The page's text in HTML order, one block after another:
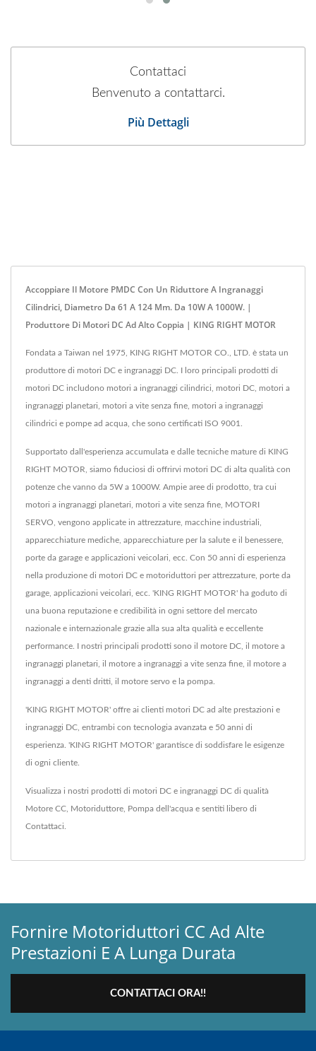
Contattaci
Benvenuto a contattarci.
Più Dettagli
Accoppiare Il Motore PMDC Con Un Riduttore A Ingranaggi
Cilindrici, Diametro Da 61 A 124 Mm. Da 10W A 1000W. |
Produttore Di Motori DC Ad Alto Coppia | KING RIGHT MOTOR
Fondata a Taiwan nel 1975, KING RIGHT MOTOR CO., LTD. è stata un
produttore di motori DC e ingranaggi DC. I loro principali prodotti di
motori DC includono motori a ingranaggi cilindrici, motori DC, motori a
ingranaggi planetari, motori a vite senza fine, motori a ingranaggi
cilindrici e pompe ad acqua, che sono certificati ISO 9001.
Supportato dall'esperienza accumulata e dalle tecniche mature di KING
RIGHT MOTOR, siamo fiduciosi di offrirvi motori DC di alta qualità con
potenze che vanno da 5W a 1000W. Ampie aree di prodotto, tra cui
motori a ingranaggi planetari, motori a vite senza fine, MOTORI
SERVO, vengono applicate in attrezzature, macchine industriali,
apparecchiature mediche, apparecchiature per la salute e il benessere,
porte da garage e applicazioni veicolari, ecc. Con 50 anni di esperienza
nella produzione di motori DC e motoriduttori per attrezzature, porte da
garage, applicazioni veicolari, ecc. 'KING RIGHT MOTOR' ha goduto di
una buona reputazione e credibilità in ogni settore del mercato
nazionale e internazionale grazie alla sua alta qualità e eccellente
performance. I nostri principali prodotti sono il motore DC, il motore a
ingranaggi planetari, il motore a ingranaggi a vite senza fine, il motore a
ingranaggi a denti dritti, il motore servo e la pompa.
'KING RIGHT MOTOR' offre ai clienti motori DC ad alte prestazioni e
ingranaggi DC, entrambi con tecnologia avanzata e 50 anni di
esperienza. 'KING RIGHT MOTOR' garantisce di soddisfare le esigenze
di ogni cliente.
Visualizza i nostri prodotti di motori DC e ingranaggi DC di qualità
Motore CC Motoriduttore Pompa dell'acqua e sentiti libero di
Contattaci
Fornire Motoriduttori CC Ad Alte
Prestazioni E A Lunga Durata
CONTATTACI ORA!!